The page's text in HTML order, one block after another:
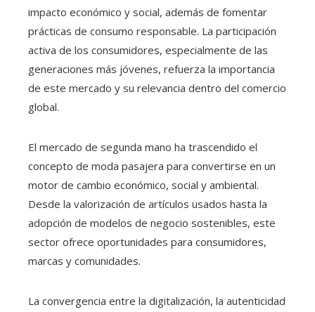
impacto económico y social, además de fomentar
prácticas de consumo responsable. La participación
activa de los consumidores, especialmente de las
generaciones más jóvenes, refuerza la importancia
de este mercado y su relevancia dentro del comercio
global.
El mercado de segunda mano ha trascendido el
concepto de moda pasajera para convertirse en un
motor de cambio económico, social y ambiental.
Desde la valorización de artículos usados hasta la
adopción de modelos de negocio sostenibles, este
sector ofrece oportunidades para consumidores,
marcas y comunidades.
La convergencia entre la digitalización, la autenticidad